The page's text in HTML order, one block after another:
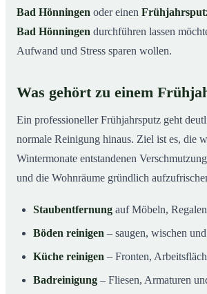
Bad Hönningen oder einen
Bad Hönningen durchführen lassen
Aufwand und Stress sparen wollen.
Was gehört zu einem
Ein professioneller Frühjahrsputz geht
normale Reinigung hinaus. Ziel ist es, die
Wintermonate entstandenen
und die Wohnräume gründlich
Staubentfernung auf Möbeln,
Böden reinigen – saugen, wischen
Küche reinigen – Fronten,
Badreinigung – Fliesen, Armaturen